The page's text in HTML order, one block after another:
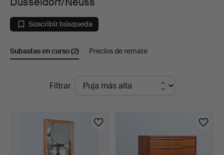
Stockholms
Auktionsverk
Suscribir búsqueda
Subastas en curso(2) Precios de remate
SubastasFiltrar